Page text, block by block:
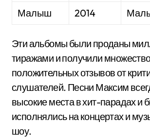
Малыш 2014
Эти альбомы были проданы
тиражами и получили
положительных отзывов от
слушателей. Песни Максим
высокие места в хит-парадах и
исполнялись на концертах и
шоу.